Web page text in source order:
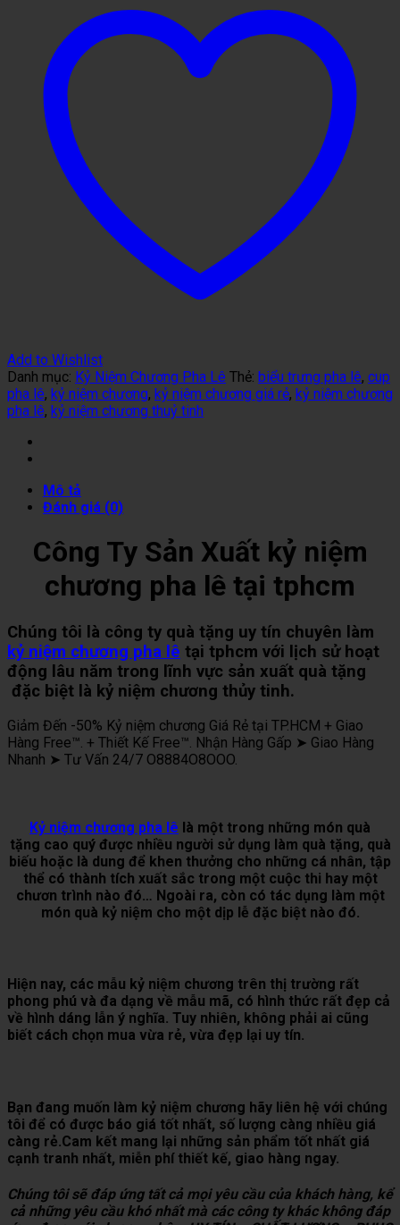
Add to Wishlist
Danh mục: Kỷ Niệm Chương Pha Lê Thẻ: biểu trưng pha lê, cup
pha lê, kỷ niệm chương, kỷ niệm chương giá rẻ, kỷ niệm chương
pha lê, kỷ niệm chương thuỷ tinh
Mô tả
Đánh giá (0)
Công Ty Sản Xuất kỷ niệm
chương pha lê tại tphcm
Chúng tôi là công ty quà tặng uy tín chuyên làm
kỷ niệm chương pha lê tại tphcm với lịch sử hoạt
động lâu năm trong lĩnh vực sản xuất quà tặng
đặc biệt là kỷ niệm chương thủy tinh.
Giảm Đến -50% Kỷ niệm chương Giá Rẻ tại TP.HCM + Giao
Hàng Free™. + Thiết Kế Free™. Nhận Hàng Gấp ➤ Giao Hàng
Nhanh ➤ Tư Vấn 24/7 O8884O8OOO.
Kỷ niệm chương pha lê là một trong những món quà
tặng cao quý được nhiều người sử dụng làm quà tặng, quà
biếu hoặc là dung để khen thưởng cho những cá nhân, tập
thể có thành tích xuất sắc trong một cuộc thi hay một
chươn trình nào đó… Ngoài ra, còn có tác dụng làm một
món quà kỷ niệm cho một dịp lễ đặc biệt nào đó.
Hiện nay, các mẫu kỷ niệm chương trên thị trường rất
phong phú và đa dạng về mẫu mã, có hình thức rất đẹp cả
về hình dáng lẫn ý nghĩa. Tuy nhiên, không phải ai cũng
biết cách chọn mua vừa rẻ, vừa đẹp lại uy tín.
Bạn đang muốn làm kỷ niệm chương hãy liên hệ với chúng
tôi để có được báo giá tốt nhất, số lượng càng nhiều giá
càng rẻ.Cam kết mang lại những sản phẩm tốt nhất giá
cạnh tranh nhất, miễn phí thiết kế, giao hàng ngay.
Chúng tôi sẽ đáp ứng tất cả mọi yêu cầu của khách hàng, kể
cả những yêu cầu khó nhất mà các công ty khác không đáp